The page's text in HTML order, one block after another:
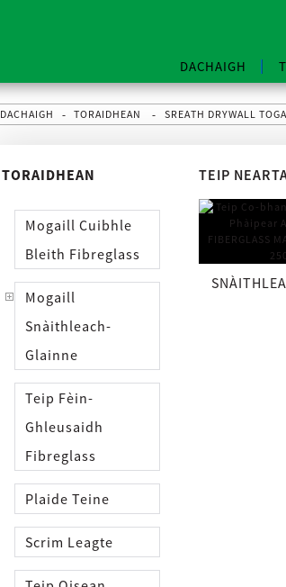
DACHAIGH
DACHAIGH TORAIDHEAN SREATH DRYWALL
TORAIDHEAN
Mogaill Cuibhle
Bleith Fibreglass
Mogaill
Snàithleach-
Glainne
Teip Fèin-
Ghleusaidh
Fibreglass
Plaide Teine
Scrim Leagte
TEIP